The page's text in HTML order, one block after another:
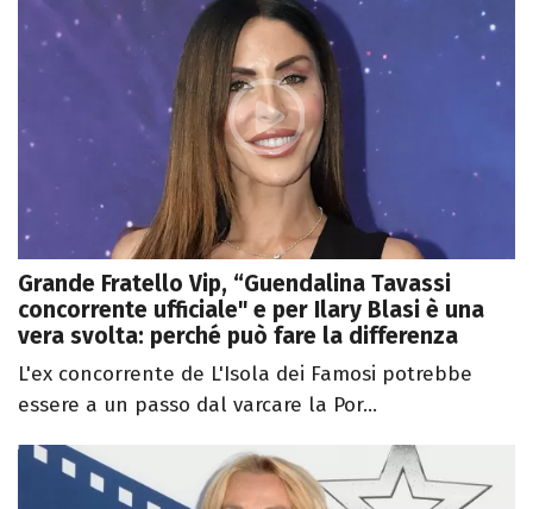
Grande Fratello Vip, “Guendalina Tavassi
concorrente ufficiale" e per Ilary Blasi è una
vera svolta: perché può fare la differenza
L'ex concorrente de L'Isola dei Famosi potrebbe
essere a un passo dal varcare la Por...